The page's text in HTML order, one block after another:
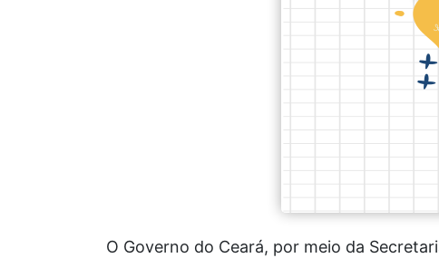
O Governo do Ceará, por meio da